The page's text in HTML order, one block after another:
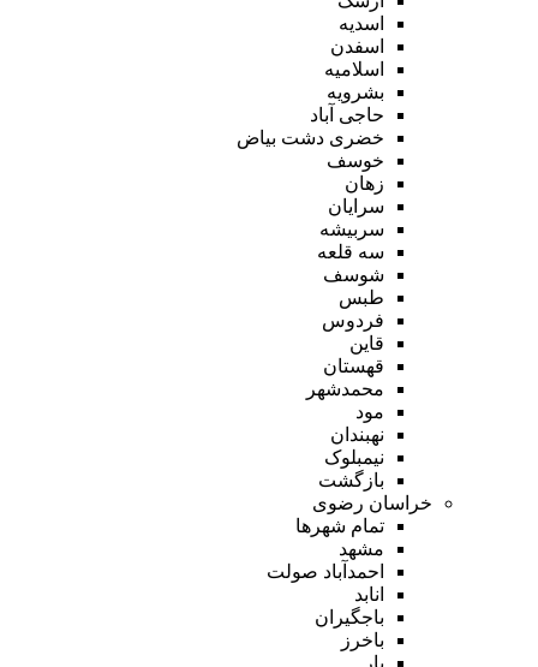
اسدیه
اسفدن
اسلامیه
بشرویه
حاجی آباد
خضری دشت بیاض
خوسف
زهان
سرایان
سربیشه
سه قلعه
شوسف
طبس
فردوس
قاین
قهستان
محمدشهر
مود
نهبندان
نیمبلوک
بازگشت
خراسان رضوی
تمام شهر‌ها
مشهد
احمدآباد صولت
انابد
باجگیران
باخرز
بار